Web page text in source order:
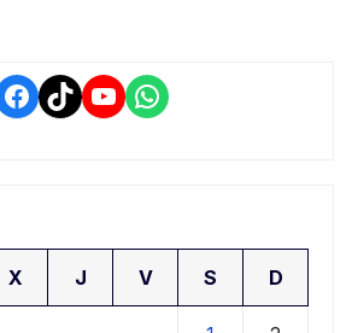
Facebook
TikTokYouTube
WhatsApp
X J V S D